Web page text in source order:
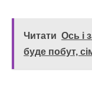
Читати Ось і
буде побут,